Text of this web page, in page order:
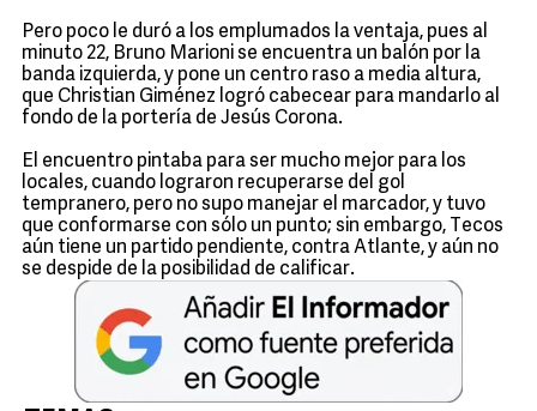
Pero poco le duró a los emplumados la ventaja, pues al
minuto 22, Bruno Marioni se encuentra un balón por la
banda izquierda, y pone un centro raso a media altura,
que Christian Giménez logró cabecear para mandarlo al
fondo de la portería de Jesús Corona.
El encuentro pintaba para ser mucho mejor para los
locales, cuando lograron recuperarse del gol
tempranero, pero no supo manejar el marcador, y tuvo
que conformarse con sólo un punto; sin embargo, Tecos
aún tiene un partido pendiente, contra Atlante, y aún no
se despide de la posibilidad de calificar.